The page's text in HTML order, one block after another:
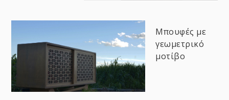
Μπουφές με
γεωμετρικό
μοτίβο